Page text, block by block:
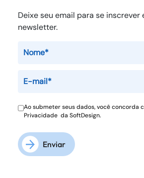
Deixe seu email para se inscrever
newsletter.
Ao submeter seus dados, você concorda
Privacidade da SoftDesign.
Enviar